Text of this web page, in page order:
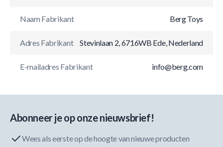
Naam Fabrikant Berg Toys
Adres Fabrikant Stevinlaan 2, 6716WB Ede, Nederland
E-mailadres Fabrikant info@berg.com
Abonneer je op onze nieuwsbrief!
Wees als eerste op de hoogte van nieuwe producten